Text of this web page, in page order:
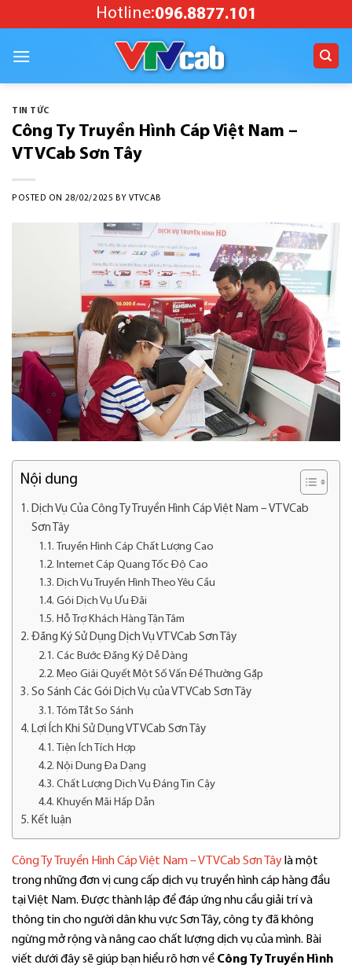
to
Hotline:096.8877.101
TIN TỨC
Công Ty Truyền Hình Cáp Việt Nam –
VTVCab Sơn Tây
POSTED ON 28/02/2025 BYVTVCAB
Nội dung
Dịch Vụ Của Công Ty Truyền Hình Cáp Việt Nam – VTVCab
Sơn Tây
Truyền Hình Cáp Chất Lượng Cao
Internet Cáp Quang Tốc Độ Cao
Dịch Vụ Truyền Hình Theo Yêu Cầu
Gói Dịch Vụ Ưu Đãi
Hỗ Trợ Khách Hàng Tận Tâm
Đăng Ký Sử Dụng Dịch Vụ VTVCab Sơn Tây
Các Bước Đăng Ký Dễ Dàng
Mẹo Giải Quyết Một Số Vấn Đề Thường Gặp
So Sánh Các Gói Dịch Vụ của VTVCab Sơn Tây
Tóm Tắt So Sánh
Lợi Ích Khi Sử Dụng VTVCab Sơn Tây
Tiện Ích Tích Hợp
Nội Dung Đa Dạng
Chất Lượng Dịch Vụ Đáng Tin Cậy
Khuyến Mãi Hấp Dẫn
Kết luận
Công Ty Truyền Hình Cáp Việt Nam – VTVCab Sơn Tâylà một
trong những đơn vị cung cấp dịch vụ truyền hình cáp hàng đầu
tại Việt Nam. Được thành lập để đáp ứng nhu cầu giải trí và
thông tin cho người dân khu vực Sơn Tây, công ty đã không
ngừng mở rộng và nâng cao chất lượng dịch vụ của mình. Bài
viết dưới đây sẽ giúp bạn hiểu rõ hơn về Công Ty Truyền Hình